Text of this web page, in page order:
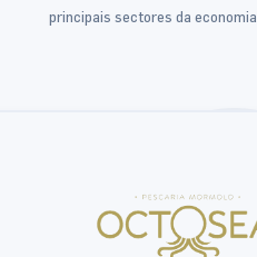
principais sectores da